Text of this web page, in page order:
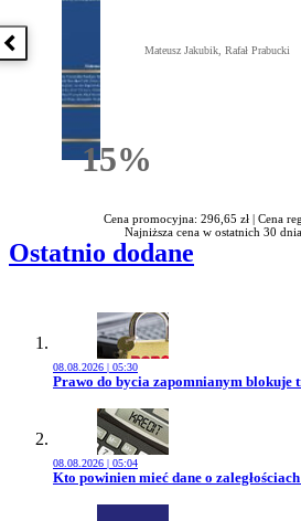
Poprzednia książka
15%Rabatu
Mateusz Jakubik, Rafał Prabucki
Cena promocyjna: 296,65 zł | Cena
Najniższa cena w ostatnich 30
Ostatnio dodane
08.08.2026 | 05:30
Przejdź do artykułu:
Prawo do bycia zapomnianym blokuje
08.08.2026 | 05:04
Przejdź do artykułu:
Kto powinien mieć dane o